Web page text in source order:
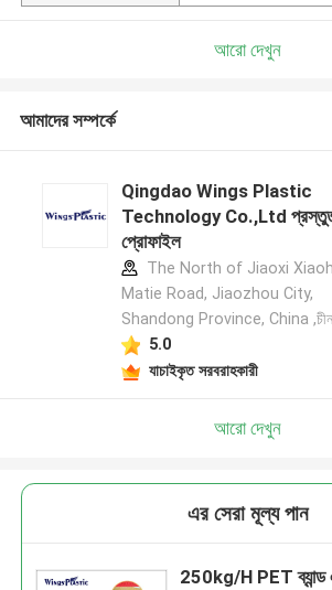
আরো দেখুন
আমাদের সম্পর্কে
Qingdao Wings Plastic
Technology Co.,Ltd
প্রোফাইল
The North of Jiaoxi
Matie Road, Jiaozhou City,
Shandong Province, China ,চীন
5.0
যাচাইকৃত সরবরাহকারী
আরো দেখুন
এর সেরা মূল্য পান
250kg/H PET ব্যান্ড